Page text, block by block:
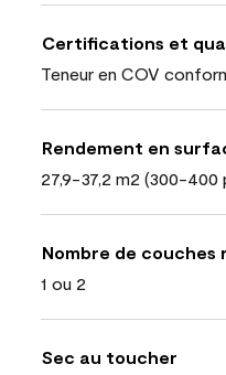
Certifications et
Teneur en COV
Rendement en
27,9-37,2 m2 (300-400
Nombre de couches
1 ou 2
Sec au toucher